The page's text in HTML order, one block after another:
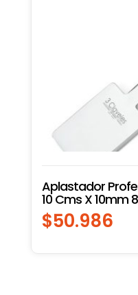
Aplastador
10 Cms X 10mm
$50.986